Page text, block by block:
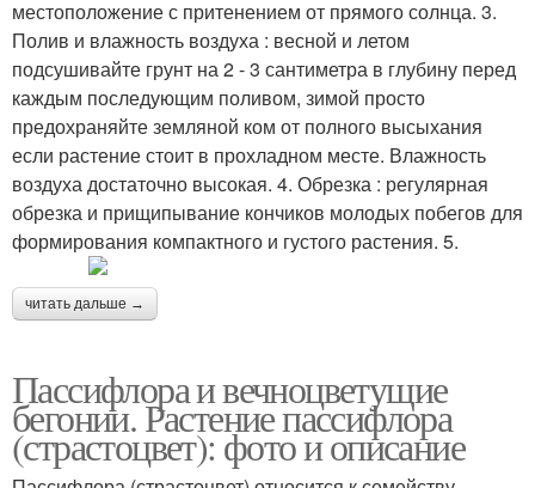
местоположение с притенением от прямого солнца. 3.
Полив и влажность воздуха : весной и летом
подсушивайте грунт на 2 - 3 сантиметра в глубину перед
каждым последующим поливом, зимой просто
предохраняйте земляной ком от полного высыхания
если растение стоит в прохладном месте. Влажность
воздуха достаточно высокая. 4. Обрезка : регулярная
обрезка и прищипывание кончиков молодых побегов для
формирования компактного и густого растения. 5.
читать дальше →
Пассифлора и вечноцветущие
бегонии. Растение пассифлора
(страстоцвет): фото и описание